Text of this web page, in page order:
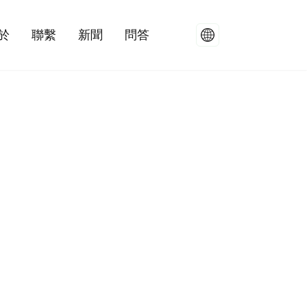
聯繫 新聞 問答